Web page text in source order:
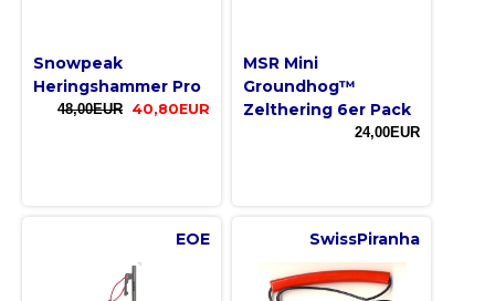
Snowpeak
Heringshammer Pro
48,00EUR 40,80EUR
MSR Mini
Groundhog™
Zelthering 6er Pack
24,00EUR
EOE SwissPiranha